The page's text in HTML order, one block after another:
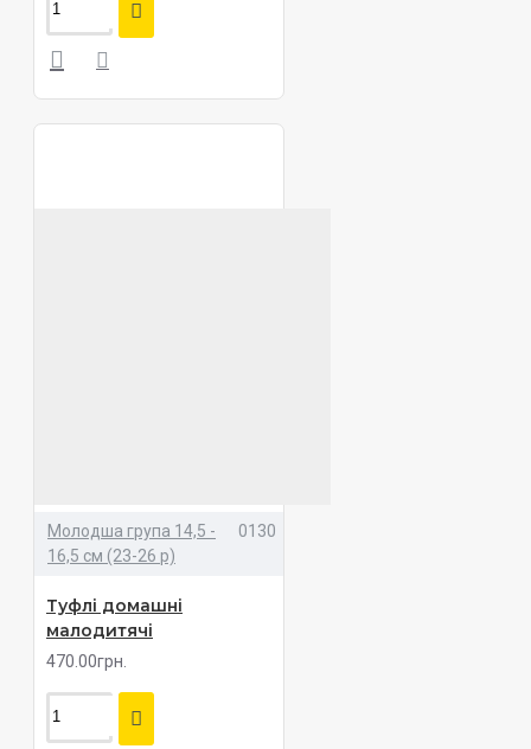
Молодша група 14,5 -
16,5 см (23-26 р)
0130
Туфлі домашні
малодитячі
470.00грн.